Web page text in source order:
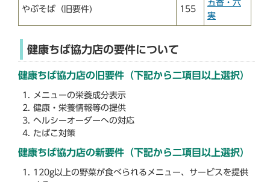
やぶそば（旧要件) 155
五香・六
実
健康ちば協力店の要件について
健康ちば協力店の旧要件（下記から二項目以上選択）
メニューの栄養成分表示
健康・栄養情報等の提供
ヘルシーオーダーへの対応
たばこ対策
健康ちば協力店の新要件（下記から二項目以上選択）
120g以上の野菜が食べられるメニュー、サービスを提供